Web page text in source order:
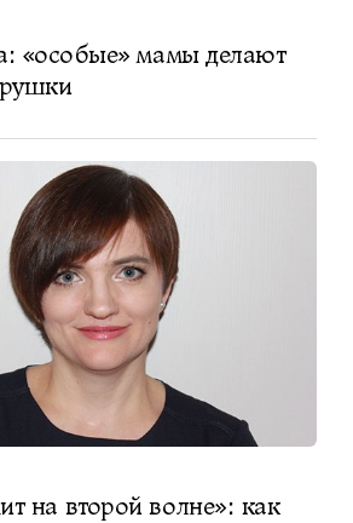
«особые» мамы делают
на второй волне»: как